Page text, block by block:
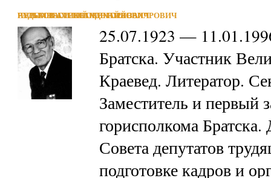
РУДЫХ ВАСИЛИЙ МИХАЙЛОВИЧ
25.07.1923 —
Братска. Участник
Краевед. Литератор.
Заместитель и первый
горисполкома Братска.
Совета депутатов
подготовке кадров и
ГАСЬКОВ АЛЕКСАНДР ЮРЬЕВИЧ
ЧЕРЕМНЫХ ИННОКЕНТИЙ ЗАХАРОВИЧ